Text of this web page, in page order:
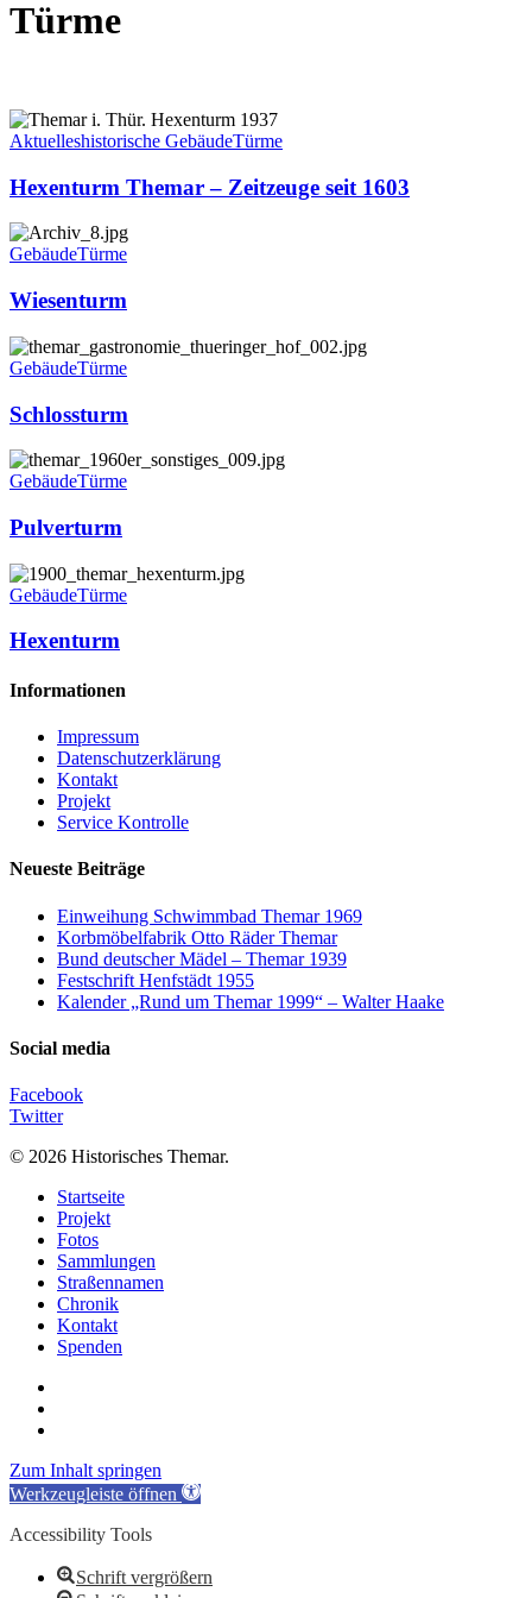
Türme
Hexenturm
Themar
Zeitzeuge
seit
1603
Aktuelleshistorische GebäudeTürme
Hexenturm Themar – Zeitzeuge seit 1603
Wiesenturm
GebäudeTürme
Wiesenturm
Schlossturm
GebäudeTürme
Schlossturm
Pulverturm
GebäudeTürme
Pulverturm
Hexenturm
GebäudeTürme
Hexenturm
Informationen
Impressum
Datenschutzerklärung
Kontakt
Projekt
Service Kontrolle
Neueste Beiträge
Einweihung Schwimmbad Themar 1969
Korbmöbelfabrik Otto Räder Themar
Bund deutscher Mädel – Themar 1939
Festschrift Henfstädt 1955
Kalender „Rund um Themar 1999“ – Walter Haake
Social media
Facebook
Twitter
© 2026 Historisches Themar.
Close
Menu
Startseite
Projekt
Fotos
Sammlungen
Straßennamen
Chronik
Kontakt
Spenden
Zum Inhalt springen
Werkzeugleiste öffnen
Accessibility Tools
Schrift vergrößern